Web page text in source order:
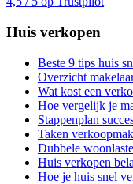
Huis verkopen
Beste 9 tips huis
Overzicht
Wat kost een
Hoe vergelijk je
Stappenplan
Taken
Dubbele
Huis verkopen
Hoe je huis snel